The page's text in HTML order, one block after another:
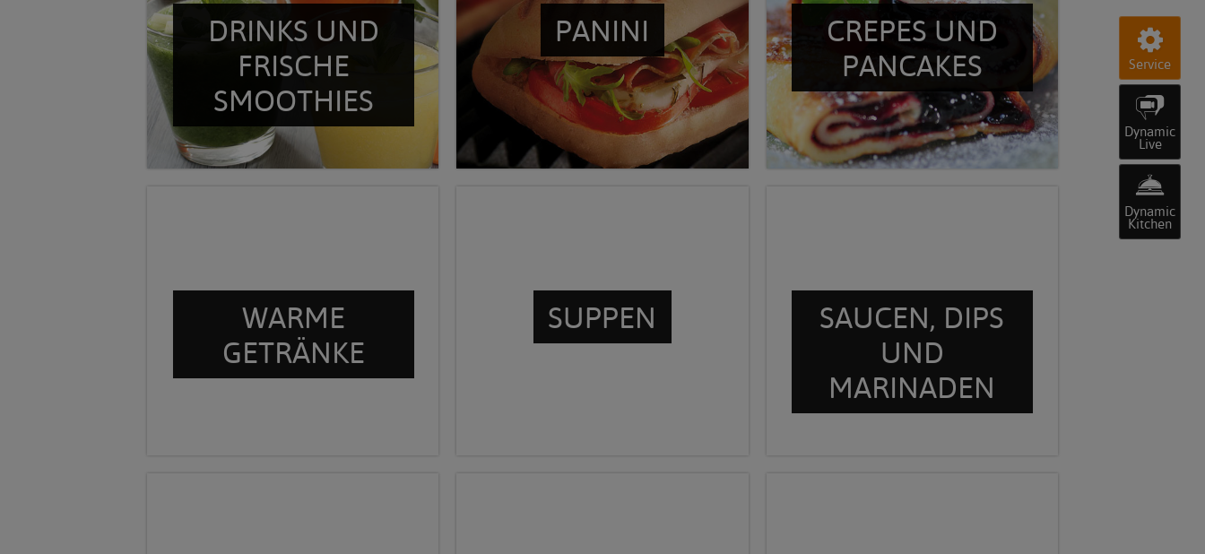
Service
Dynamic
Live
Dynamic
Kitchen
DRINKS UND
FRISCHE
SMOOTHIES
PANINI
CREPES UND
PANCAKES
WARME
GETRÄNKE
SUPPEN
SAUCEN, DIPS
UND
MARINADEN